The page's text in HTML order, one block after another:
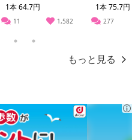
1本 64.7円
11
1本 75.7円
1,582 277
4 5
もっと見る